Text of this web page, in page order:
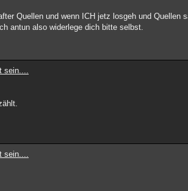
Quellen und wenn ICH jetz losgeh und Quellen
antun also widerlege dich bitte selbst.
sein....
sein....